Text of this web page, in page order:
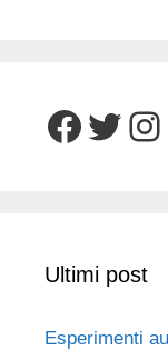
Ultimi post
Esperimenti